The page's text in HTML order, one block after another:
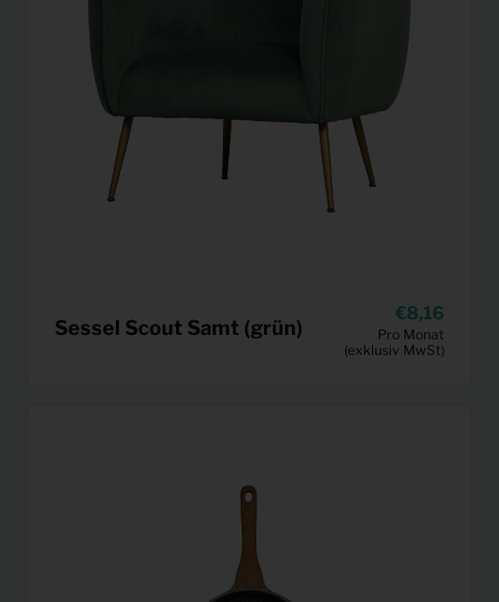
Sessel Scout Samt (grün)
8,16
Pro Monat
(exklusiv MwSt)